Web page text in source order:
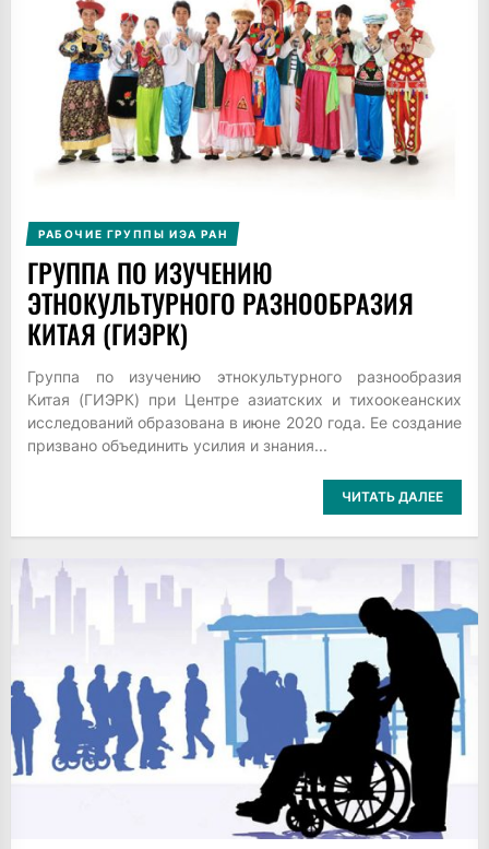
РАБОЧИЕ ГРУППЫ ИЭА РАН
ГРУППА ПО ИЗУЧЕНИЮ
ЭТНОКУЛЬТУРНОГО РАЗНООБРАЗИЯ
КИТАЯ (ГИЭРК)
Группа по изучению этнокультурного разнообразия
Китая (ГИЭРК) при Центре азиатских и тихоокеанских
исследований образована в июне 2020 года. Ее создание
призвано объединить усилия и знания...
ЧИТАТЬ ДАЛЕЕ